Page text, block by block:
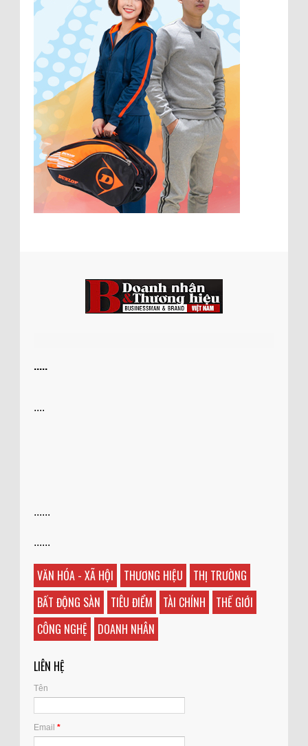
.....
....
......
......
VĂN HÓA - XÃ HỘI THƯƠNG HIỆU
THỊ TRƯỜNG
BẤT ĐỘNG SÀN
TIÊU ĐIỂM TÀI CHÍNH
THẾ GIỚI
CÔNG NGHỆ
DOANH NHÂN
LIÊN HỆ
Tên
Email *